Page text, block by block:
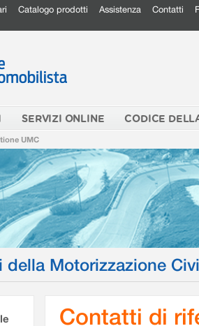
Catalogo prodotti Assistenza Contatti
SERVIZI ONLINE CODICE
UMC
della Motorizzazione
Contatti di